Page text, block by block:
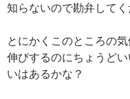
知らないので勘弁してく
とにかくこのところの
伸びするのにちょうど
いはあるかな？